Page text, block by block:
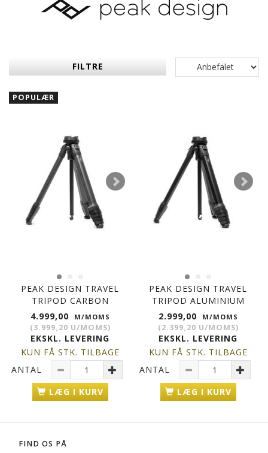
FILTRE
POPULÆR
PEAK DESIGN TRAVEL
TRIPOD CARBON
4.999,00
M/MOMS
(3.999,20 U/MOMS)
EKSKL. LEVERING
KUN FÅ STK. TILBAGE
ANTAL
LÆG I KURV
PEAK DESIGN TRAVEL
TRIPOD ALUMINIUM
2.999,00
M/MOMS
(2.399,20 U/MOMS)
EKSKL. LEVERING
KUN FÅ STK. TILBAGE
ANTAL
LÆG I KURV
FIND OS PÅ